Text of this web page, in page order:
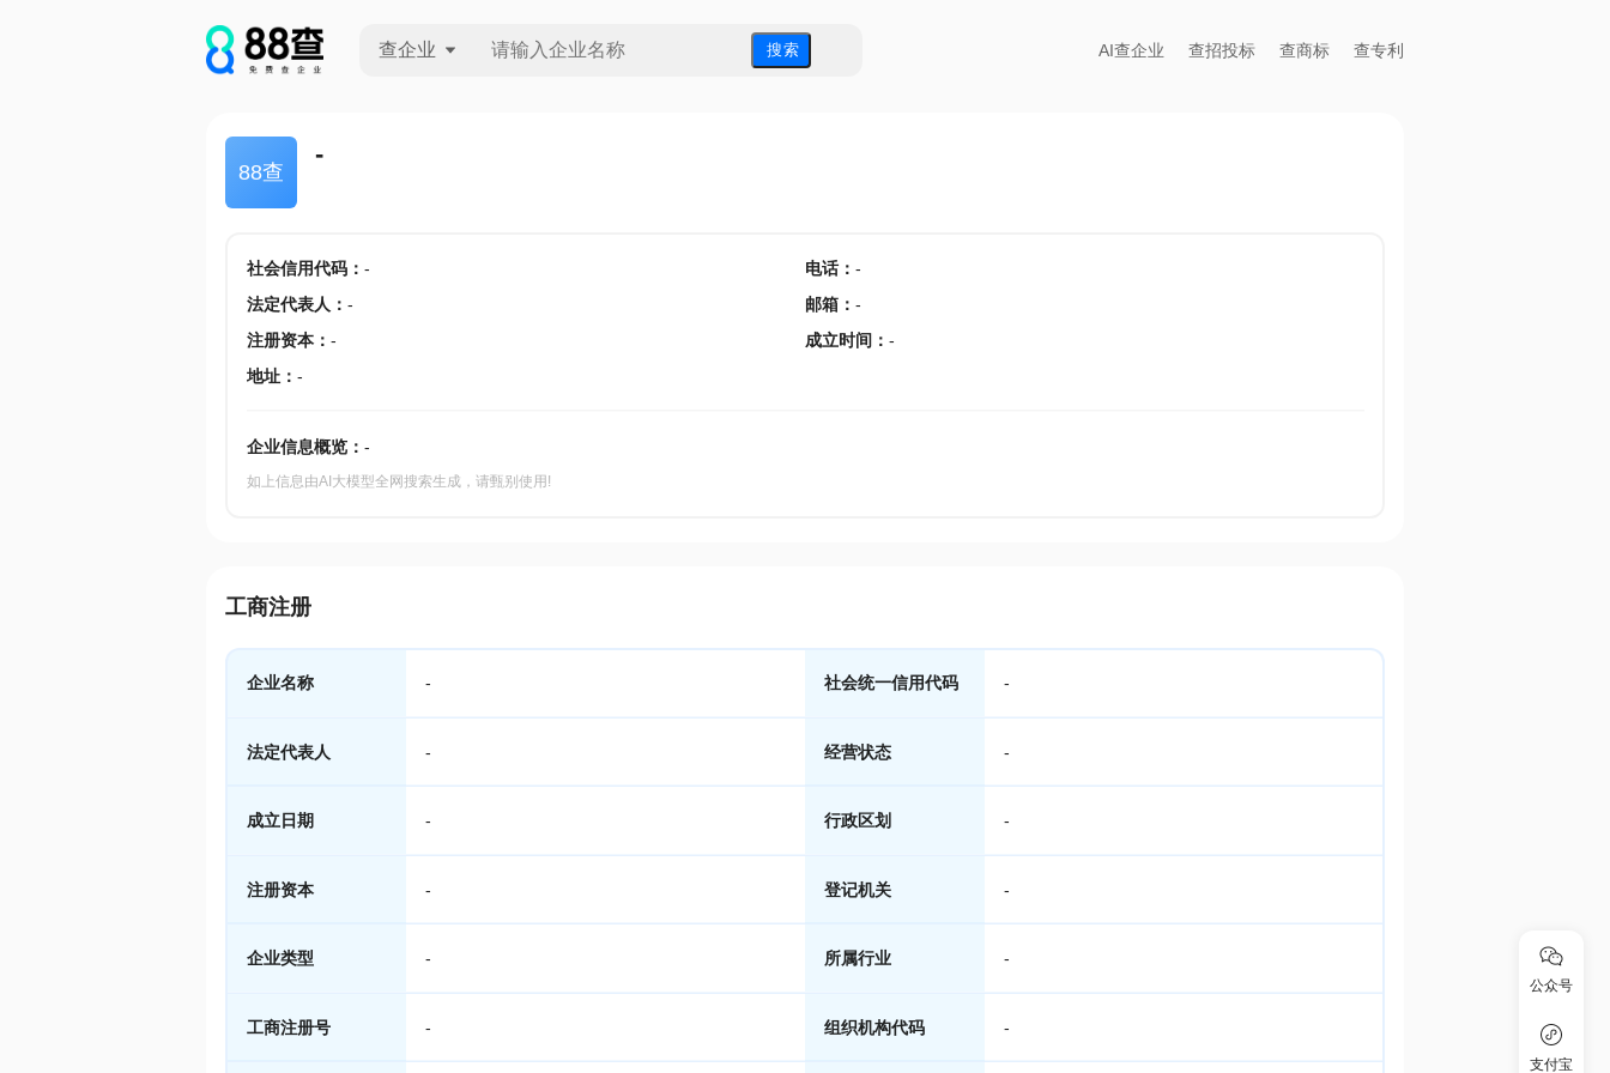
查企业 搜 索 AI查企业 查招投标 查商标 查专利
88查
-
社会信用代码： - 电话： -
法定代表人 ： - 邮箱 ： -
注册资本： - 成立时间 ： -
地址： -
企业信息概览： -
如上信息由AI大模型全网搜索生成，请甄别使用!
工商注册
企业名称 - 社会统一信用代码 -
法定代表人 - 经营状态 -
成立日期 - 行政区划 -
注册资本 - 登记机关 -
企业类型 - 所属行业 -
工商注册号 - 组织机构代码 -
公众号
支付宝